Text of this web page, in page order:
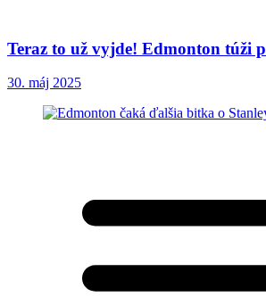
Teraz to už vyjde! Edmonton túži
30. máj 2025